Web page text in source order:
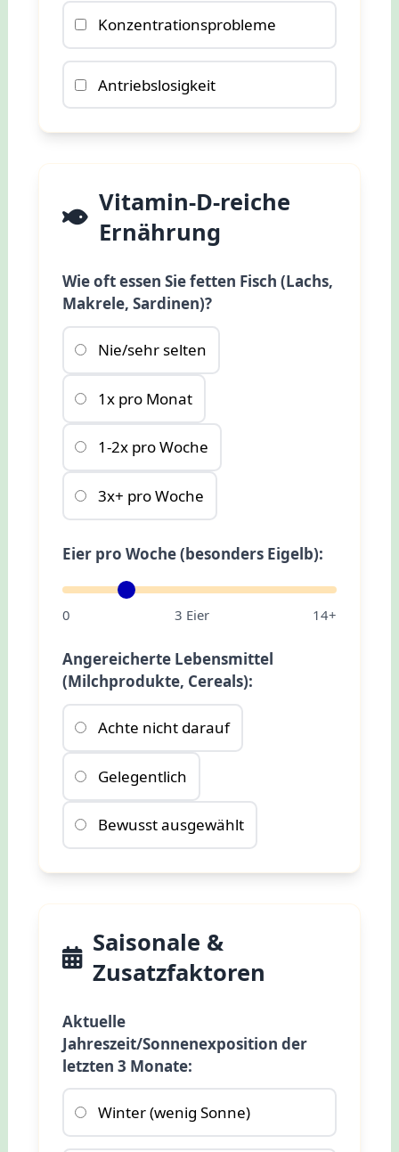
Konzentrationsprobleme
Antriebslosigkeit
Vitamin-D-reiche
Ernährung
Wie oft essen Sie fetten Fisch (Lachs,
Makrele, Sardinen)?
Nie/sehr selten
1x pro Monat
1-2x pro Woche
3x+ pro Woche
Eier pro Woche (besonders Eigelb):
0 3 Eier 14+
Angereicherte Lebensmittel
(Milchprodukte, Cereals):
Achte nicht darauf
Gelegentlich
Bewusst ausgewählt
Saisonale &
Zusatzfaktoren
Aktuelle
Jahreszeit/Sonnenexposition der
letzten 3 Monate:
Winter (wenig Sonne)